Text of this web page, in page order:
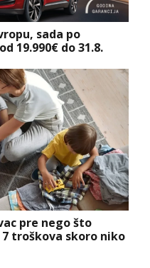
sada po
19.990€ do 31.8.
pre nego što
troškova skoro niko